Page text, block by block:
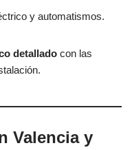
y automatismos.
detallado con las
Valencia y